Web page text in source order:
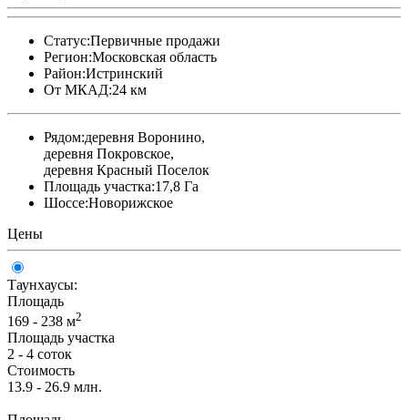
Статус:Первичные продажи
Регион:Московская область
Район:Истринский
От МКАД:24 км
Рядом:деревня Воронино,
деревня Покровское,
деревня Красный Поселок
Площадь участка:17,8 Га
Шоссе:Новорижское
Цены
Таунхаусы:
Площадь
169 - 238 м2
Площадь участка
2 - 4 соток
Стоимость
13.9 - 26.9 млн.